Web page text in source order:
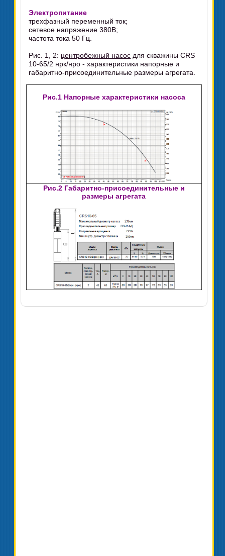
Электропитание
трехфазный переменный ток;
сетевое напряжение 380В;
частота тока 50 Гц.
Рис. 1, 2: центробежный насос для скважины CRS
10-65/2 нрк/нро - характеристики напорные и
габаритно-присоединительные размеры агрегата.
Рис.1 Напорные характеристики насоса
Рис.2 Габаритно-присоединительные и
размеры агрегата